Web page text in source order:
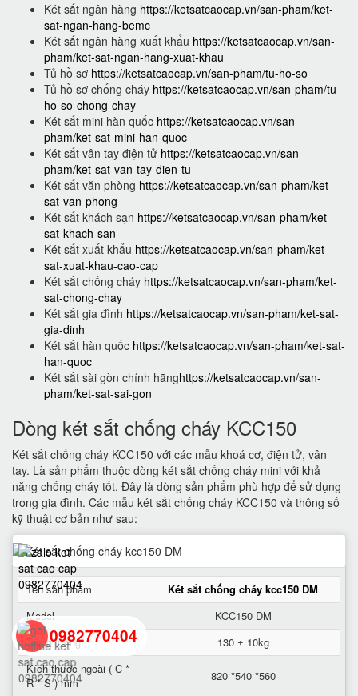
Két sắt ngân hàng https://ketsatcaocap.vn/san-pham/ket-
sat-ngan-hang-bemc
Két sắt ngân hàng xuất khẩu https://ketsatcaocap.vn/san-
pham/ket-sat-ngan-hang-xuat-khau
Tủ hồ sơ https://ketsatcaocap.vn/san-pham/tu-ho-so
Tủ hồ sơ chống cháy https://ketsatcaocap.vn/san-pham/tu-
ho-so-chong-chay
Két sắt mini hàn quốc https://ketsatcaocap.vn/san-
pham/ket-sat-mini-han-quoc
Két sắt vân tay điện tử https://ketsatcaocap.vn/san-
pham/ket-sat-van-tay-dien-tu
Két sắt văn phòng https://ketsatcaocap.vn/san-pham/ket-
sat-van-phong
Két sắt khách sạn https://ketsatcaocap.vn/san-pham/ket-
sat-khach-san
Két sắt xuất khẩu https://ketsatcaocap.vn/san-pham/ket-
sat-xuat-khau-cao-cap
Két sắt chống cháy https://ketsatcaocap.vn/san-pham/ket-
sat-chong-chay
Két sắt gia đình https://ketsatcaocap.vn/san-pham/ket-sat-
gia-dinh
Két sắt hàn quốc https://ketsatcaocap.vn/san-pham/ket-sat-
han-quoc
Két sắt sài gòn chính hãnghttps://ketsatcaocap.vn/san-
pham/ket-sat-sai-gon
Dòng két sắt chống cháy KCC150
Két sắt chống cháy KCC150 với các mẫu khoá cơ, điện tử, vân
tay. Là sản phẩm thuộc dòng két sắt chống cháy mini với khả
năng chống cháy tốt. Đây là dòng sản phẩm phù hợp để sử dụng
trong gia đình. Các mẫu két sắt chống cháy KCC150 và thông số
kỹ thuật cơ bản như sau:
Tên sản phẩm
Két sắt chống cháy kcc150 DM
Model
KCC150 DM
Trọng lượng
130 ± 10kg
Kích thước ngoài ( C *
R * S ) mm
820 *540 *560
0982770404